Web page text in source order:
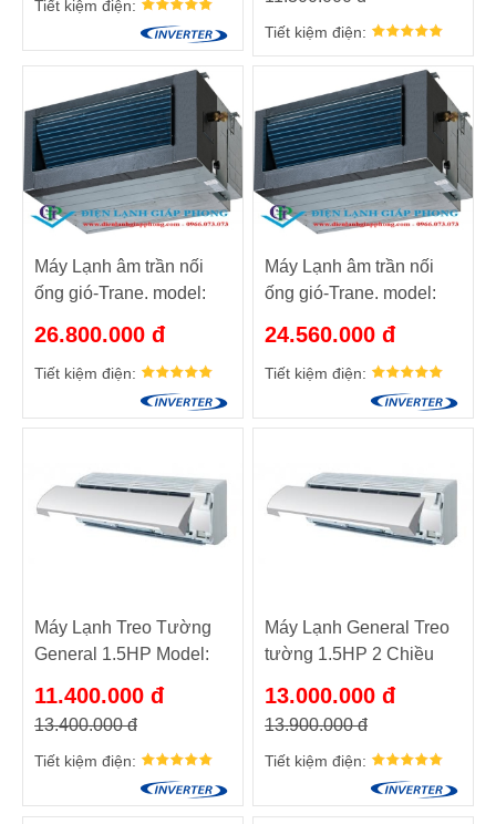
Tiết kiệm điện:
Tiết kiệm điện:
Máy Lạnh âm trần nối
ống gió-Trane. model:
– 1.5HP
26.800.000 đ
Tiết kiệm điện:
Máy Lạnh âm trần nối
ống gió-Trane. model:
– 1.5HP
24.560.000 đ
Tiết kiệm điện:
Máy Lạnh Treo Tường
General 1.5HP Model:
11.400.000 đ
13.400.000 đ
Tiết kiệm điện:
Máy Lạnh General Treo
tường 1.5HP 2 Chiều
V/AOGG12LLTA-V
13.000.000 đ
13.900.000 đ
Tiết kiệm điện: